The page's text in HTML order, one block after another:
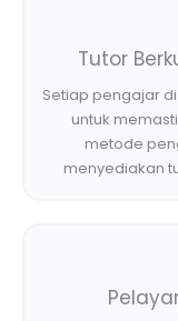
Tutor
Setiap pengajar
untuk
metode
menyediakan